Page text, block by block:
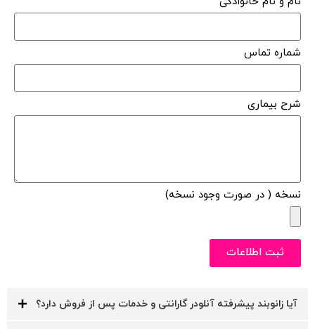
شماره تماس
شرح بیماری
نسخه ( در صورت وجود نسخه)
ثبت اطلاعات
آیا زانوبند پیشرفته آنلودر گارانتی و خدمات پس از فروش دارد؟